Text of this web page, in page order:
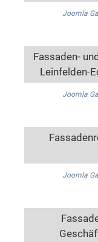
Joomla
Fassaden-
Leinfelden-
Joomla
Joomla